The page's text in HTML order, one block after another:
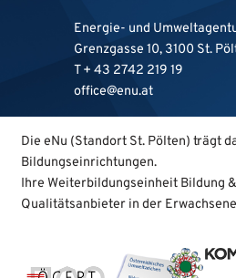
Energie- und
Grenzgasse 10, 3100 St.
T + 43 2742 219 19
office@enu.at
Die eNu (Standort St. Pölten) trägt
Bildungseinrichtungen.
Ihre Weiterbildungseinheit Bildung
Qualitätsanbieter in der